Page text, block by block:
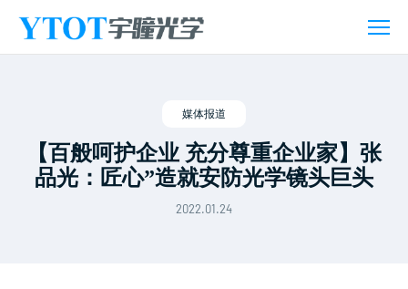
媒体报道
【百般呵护企业 充分尊重企业家】张
品光：匠心”造就安防光学镜头巨头
2022.01.24